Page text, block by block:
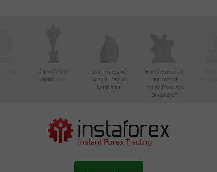
সেরা অ্যাফিলিয়েট
প্রোগ্রাম ২০২০
Most Innovative
Mobile Trading
Application
Forex Broker of
the Year at
Money Expo Abu
Dhabi 2025